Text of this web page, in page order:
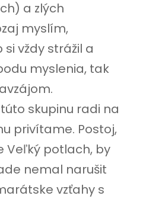
a zlých
myslím,
vždy strážil a
myslenia, tak
skupinu radi na
privítame. Postoj,
Veľký potlach, by
nemal narušit
vzťahy s